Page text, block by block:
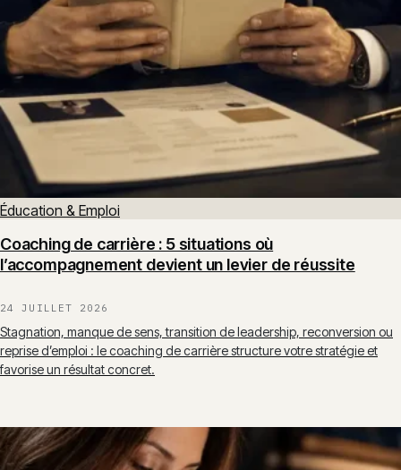
Éducation & Emploi
Coaching de carrière : 5 situations où
l’accompagnement devient un levier de réussite
24 JUILLET 2026
Stagnation, manque de sens, transition de leadership, reconversion ou
reprise d’emploi : le coaching de carrière structure votre stratégie et
favorise un résultat concret.